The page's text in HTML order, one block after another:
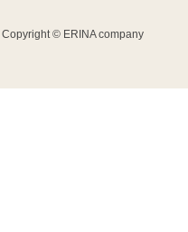
Copyright © ERINA company